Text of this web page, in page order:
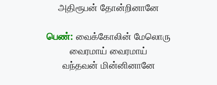
அதிரூபன் தோன்றினானே
பெண்: வைக்கோலின் மேலொரு
வைரமாய் வைரமாய்
வந்தவன் மின்னினானே